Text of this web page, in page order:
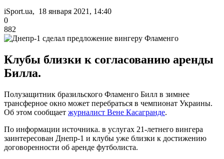
iSport.ua, 18 января 2021, 14:40
0
882
Клубы близки к согласованию аренды
Билла.
Полузащитник бразильского Фламенго Билл в зимнее
трансферное окно может перебраться в чемпионат Украины.
Об этом сообщает журналист Вене Касагранде.
По информации источника. в услугах 21-летнего вингера
заинтересован Днепр-1 и клубы уже близки к достижению
договоренности об аренде футболиста.